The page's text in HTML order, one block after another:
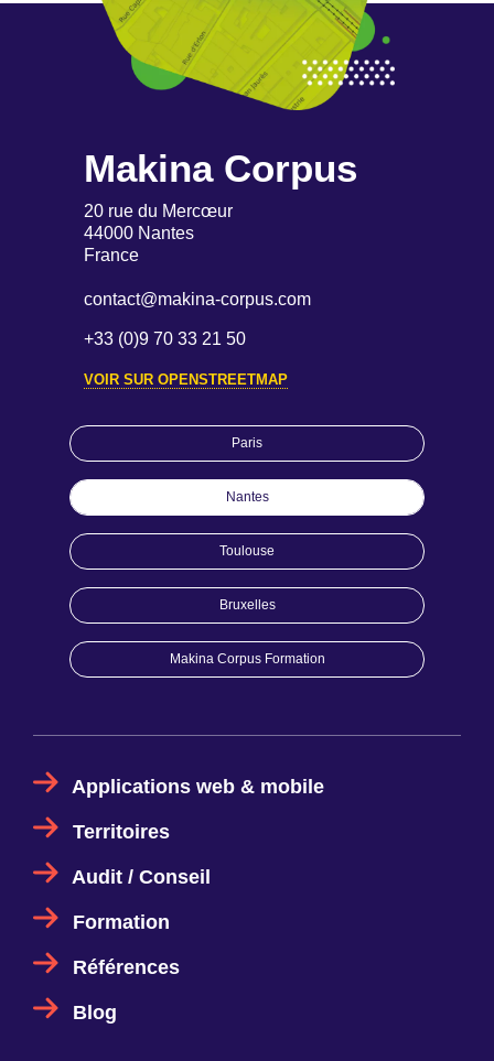
Applications web & mobile
Territoires
Audit / Conseil
Formation
Références
Blog
Paris
Nantes
Toulouse
Bruxelles
Makina Corpus Formation
Makina Corpus
20 rue du Mercœur
44000 Nantes
France
contact@makina-corpus.com
+33 (0)9 70 33 21 50
VOIR SUR OPENSTREETMAP